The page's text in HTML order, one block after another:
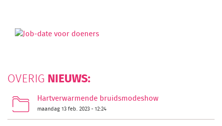
OVERIG NIEUWS:
Hartverwarmende bruidsmodeshow
maandag 13 feb. 2023 - 12:24